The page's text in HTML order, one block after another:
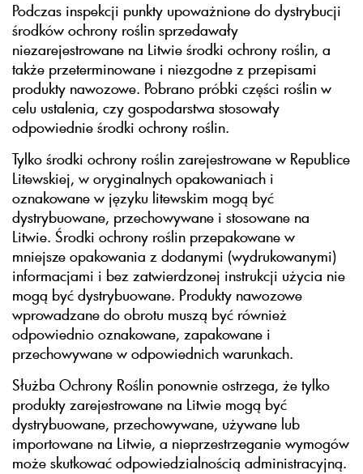
Podczas inspekcji punkty upoważnione do dystrybucji
środków ochrony roślin sprzedawały
niezarejestrowane na Litwie środki ochrony roślin, a
także przeterminowane i niezgodne z przepisami
produkty nawozowe. Pobrano próbki części roślin w
celu ustalenia, czy gospodarstwa stosowały
odpowiednie środki ochrony roślin.
Tylko środki ochrony roślin zarejestrowane w Republice
Litewskiej, w oryginalnych opakowaniach i
oznakowane w języku litewskim mogą być
dystrybuowane, przechowywane i stosowane na
Litwie. Środki ochrony roślin przepakowane w
mniejsze opakowania z dodanymi (wydrukowanymi)
informacjami i bez zatwierdzonej instrukcji użycia nie
mogą być dystrybuowane. Produkty nawozowe
wprowadzane do obrotu muszą być również
odpowiednio oznakowane, zapakowane i
przechowywane w odpowiednich warunkach.
Służba Ochrony Roślin ponownie ostrzega, że tylko
produkty zarejestrowane na Litwie mogą być
dystrybuowane, przechowywane, używane lub
importowane na Litwie, a nieprzestrzeganie wymogów
może skutkować odpowiedzialnością administracyjną.